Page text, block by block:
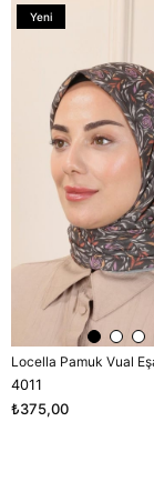
4011
₺375,00
Yeni